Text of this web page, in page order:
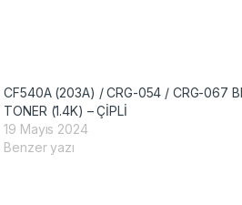
CF540A (203A) / CRG-054 / CRG-067
TONER (1.4K) – ÇİPLİ
19 Mayıs 2024
Benzer yazı